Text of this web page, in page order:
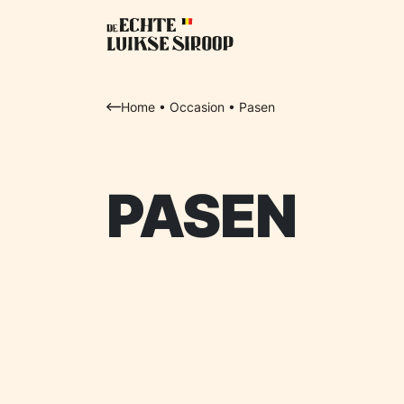
Home • Occasion • Pasen
PASEN